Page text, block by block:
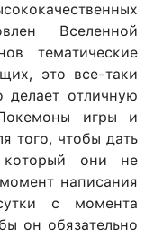
Вселенной
тематические
это все-таки
делает отличную
игры и
того, чтобы дать
который они не
написания
с момента
он обязательно